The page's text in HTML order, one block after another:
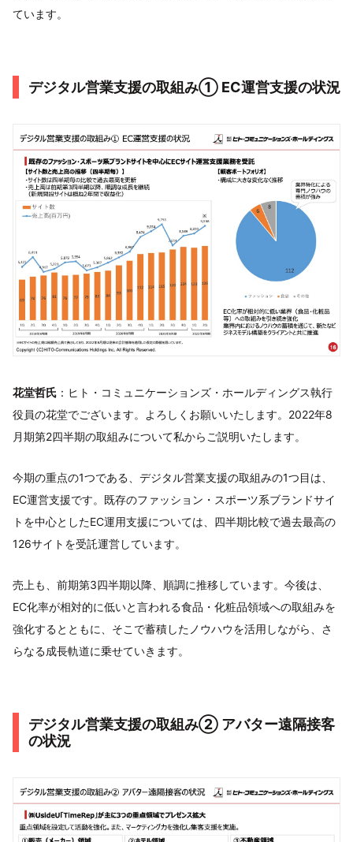
ています。
デジタル営業支援の取組み① EC運営支援の状況
花堂哲氏 ：ヒト・コミュニケーションズ・ホールディングス執行
役員の花堂でございます。よろしくお願いいたします。2022年8
月期第2四半期の取組みについて私からご説明いたします。
今期の重点の1つである、デジタル営業支援の取組みの1つ目は、
EC運営支援です。既存のファッション・スポーツ系ブランドサイ
トを中心としたEC運用支援については、四半期比較で過去最高の
126サイトを受託運営しています。
売上も、前期第3四半期以降、順調に推移しています。今後は、
EC化率が相対的に低いと言われる食品・化粧品領域への取組みを
強化するとともに、そこで蓄積したノウハウを活用しながら、さ
らなる成長軌道に乗せていきます。
デジタル営業支援の取組み② アバター遠隔接客
の状況